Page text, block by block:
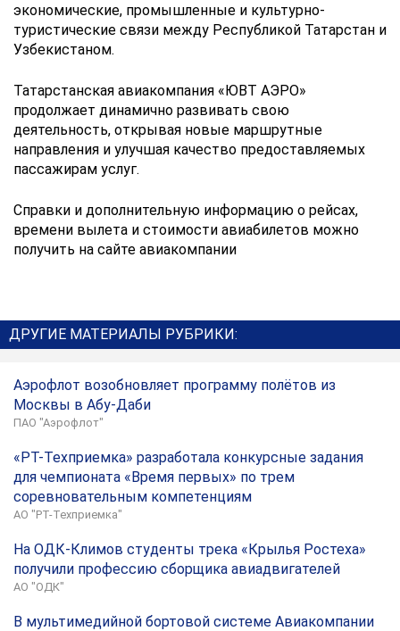
экономические, промышленные и культурно-
туристические связи между Республикой Татарстан и
Узбекистаном.
Татарстанская авиакомпания «ЮВТ АЭРО»
продолжает динамично развивать свою
деятельность, открывая новые маршрутные
направления и улучшая качество предоставляемых
пассажирам услуг.
Справки и дополнительную информацию о рейсах,
времени вылета и стоимости авиабилетов можно
получить на сайте авиакомпании
ДРУГИЕ МАТЕРИАЛЫ РУБРИКИ:
Аэрофлот возобновляет программу полётов из
Москвы в Абу-Даби
ПАО "Аэрофлот"
«РТ-Техприемка» разработала конкурсные задания
для чемпионата «Время первых» по трем
соревновательным компетенциям
АО "РТ-Техприемка"
На ОДК-Климов студенты трека «Крылья Ростеха»
получили профессию сборщика авиадвигателей
АО "ОДК"
В мультимедийной бортовой системе Авиакомпании